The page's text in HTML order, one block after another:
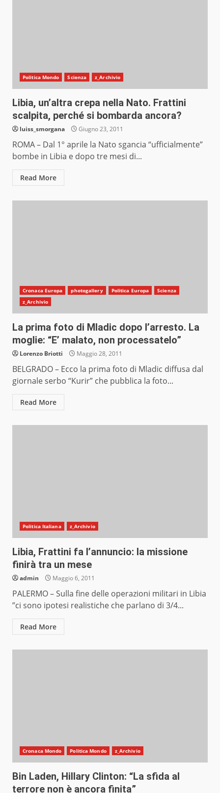
Politica Mondo Scienza z_Archivio
Libia, un’altra crepa nella Nato. Frattini
scalpita, perché si bombarda ancora?
luiss_smorgana Giugno 23, 2011
ROMA – Dal 1° aprile la Nato sgancia “ufficialmente”
bombe in Libia e dopo tre mesi di...
Read More
Cronaca Europa photogallery Politica Europa
Scienza
z_Archivio
La prima foto di Mladic dopo l’arresto. La
moglie: “E’ malato, non processatelo”
Lorenzo Briotti Maggio 28, 2011
BELGRADO – Ecco la prima foto di Mladic diffusa dal
giornale serbo “Kurir” che pubblica la foto...
Read More
Politica Italiana z_Archivio
Libia, Frattini fa l’annuncio: la missione
finirà tra un mese
admin Maggio 6, 2011
PALERMO – Sulla fine delle operazioni militari in Libia
”ci sono ipotesi realistiche che parlano di 3/4...
Read More
Cronaca Mondo Politica Mondo z_Archivio
Bin Laden, Hillary Clinton: “La sfida al
terrore non è ancora finita”